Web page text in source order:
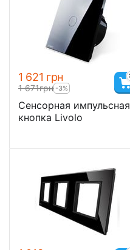
1 621 грн
1 671грн -3%
Сенсорная импульсная
кнопка Livolo